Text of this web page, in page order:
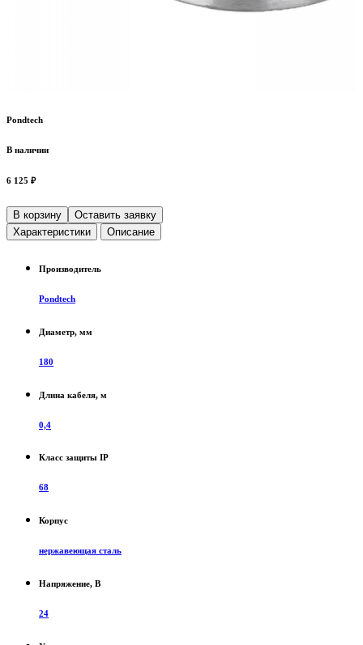
Pondtech
В наличии
6 125 ₽
В корзину
Оставить заявку
Характеристики
Описание
Производитель
Pondtech
Диаметр, мм
180
Длина кабеля, м
0,4
Класс защиты IP
68
Корпус
нержавеющая сталь
Напряжение, В
24